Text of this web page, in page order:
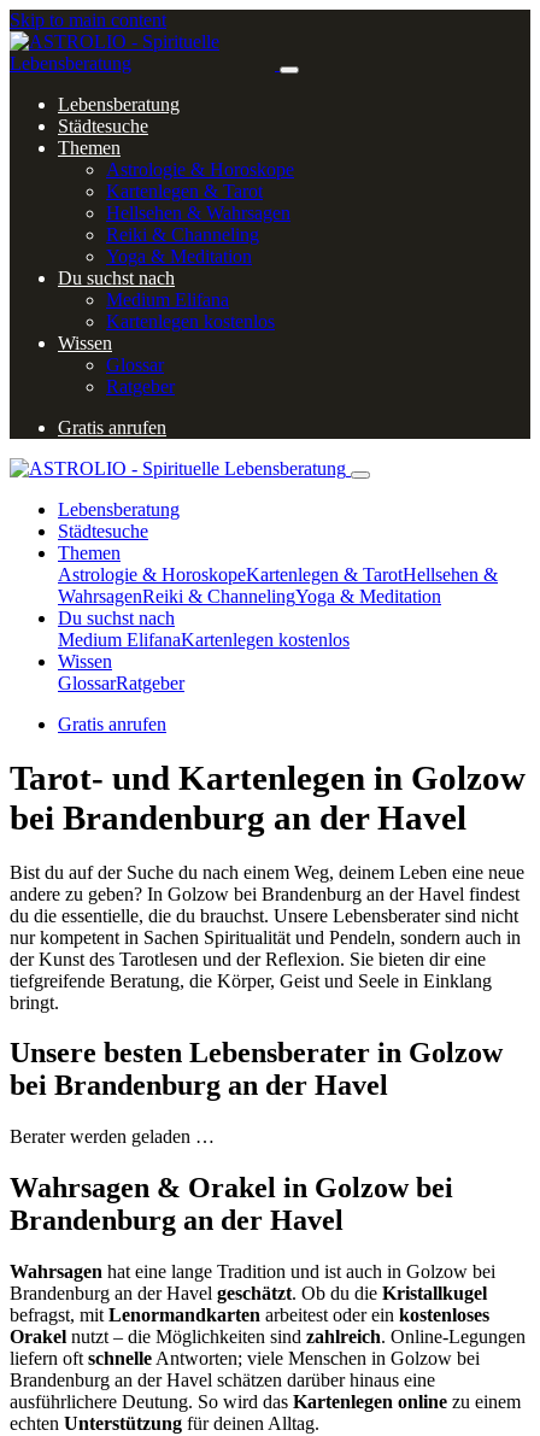
Skip to main content
Lebensberatung
Städtesuche
Themen
Astrologie & Horoskope
Kartenlegen & Tarot
Hellsehen & Wahrsagen
Reiki & Channeling
Yoga & Meditation
Du suchst nach
Medium Elifana
Kartenlegen kostenlos
Wissen
Glossar
Ratgeber
Gratis anrufen
Lebensberatung
Städtesuche
Themen
Astrologie & HoroskopeKartenlegen & TarotHellsehen &
WahrsagenReiki & ChannelingYoga & Meditation
Du suchst nach
Medium ElifanaKartenlegen kostenlos
Wissen
GlossarRatgeber
Gratis anrufen
Tarot- und Kartenlegen in Golzow
bei Brandenburg an der Havel
Bist du auf der Suche du nach einem Weg, deinem Leben eine neue
andere zu geben? In Golzow bei Brandenburg an der Havel findest
du die essentielle, die du brauchst. Unsere Lebensberater sind nicht
nur kompetent in Sachen Spiritualität und Pendeln, sondern auch in
der Kunst des Tarotlesen und der Reflexion. Sie bieten dir eine
tiefgreifende Beratung, die Körper, Geist und Seele in Einklang
bringt.
Unsere besten Lebensberater in Golzow
bei Brandenburg an der Havel
Berater werden geladen …
Wahrsagen & Orakel in Golzow bei
Brandenburg an der Havel
Wahrsagen hat eine lange Tradition und ist auch in Golzow bei
Brandenburg an der Havel geschätzt. Ob du die Kristallkugel
befragst, mit Lenormandkarten arbeitest oder ein kostenloses
Orakel nutzt – die Möglichkeiten sind zahlreich. Online-Legungen
liefern oft schnelle Antworten; viele Menschen in Golzow bei
Brandenburg an der Havel schätzen darüber hinaus eine
ausführlichere Deutung. So wird das Kartenlegen online zu einem
echten Unterstützung für deinen Alltag.